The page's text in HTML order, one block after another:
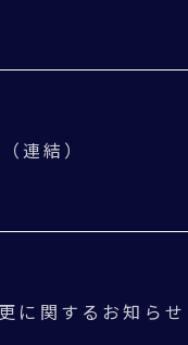
連結）
に関するお知らせ